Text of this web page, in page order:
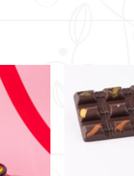
de souhaits